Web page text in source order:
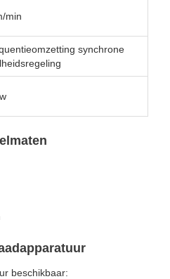
min
synchrone
beschikbaar: